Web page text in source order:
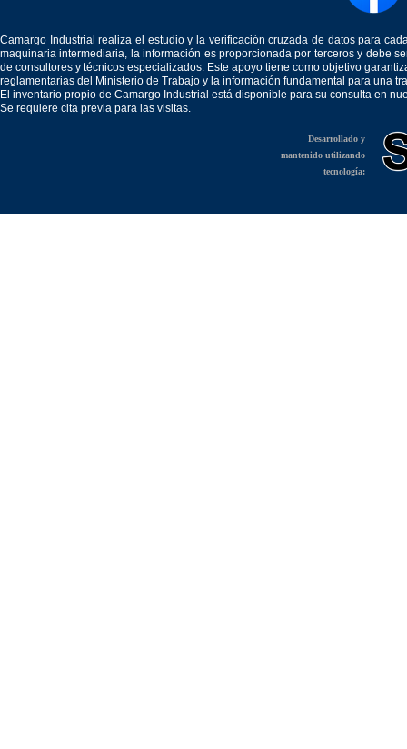
Camargo Industrial realiza el estudio y la verificación cruzada de datos para
maquinaria intermediaria, la información es proporcionada por terceros y debe
de consultores y técnicos especializados. Este apoyo tiene como objetivo
reglamentarias del Ministerio de Trabajo y la información fundamental para una
El inventario propio de Camargo Industrial está disponible para su consulta en
Se requiere cita previa para las visitas.
Desarrollado y
mantenido utilizando
tecnología: